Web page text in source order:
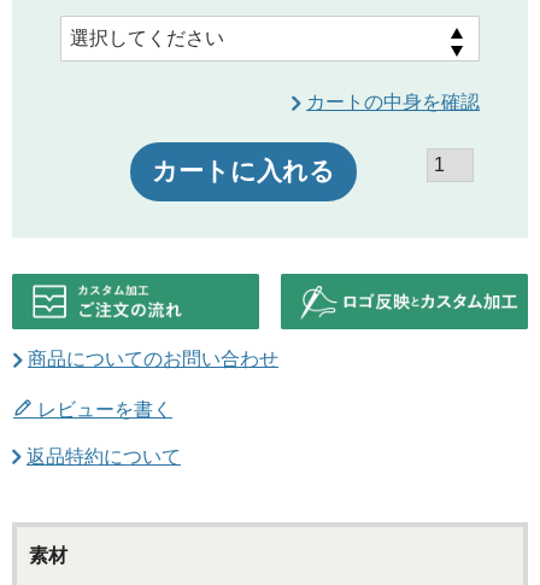
カートの中身を確認
カートに入れる
商品についてのお問い合わせ
レビューを書く
返品特約について
素材